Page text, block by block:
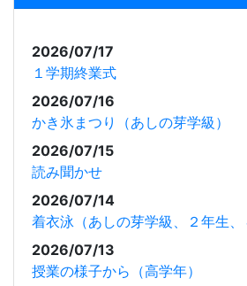
2026/07/17
１学期終業式
2026/07/16
かき氷まつり（あしの芽学級）
2026/07/15
読み聞かせ
2026/07/14
着衣泳（あしの芽学級、２年生、
2026/07/13
授業の様子から（高学年）